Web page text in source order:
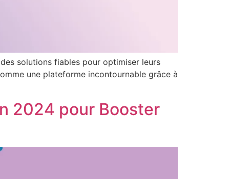
solutions fiables pour optimiser leurs
une plateforme incontournable grâce à
2024 pour Booster